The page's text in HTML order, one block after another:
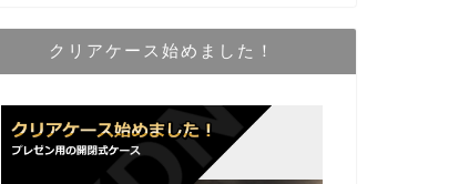
クリアケース始めました！